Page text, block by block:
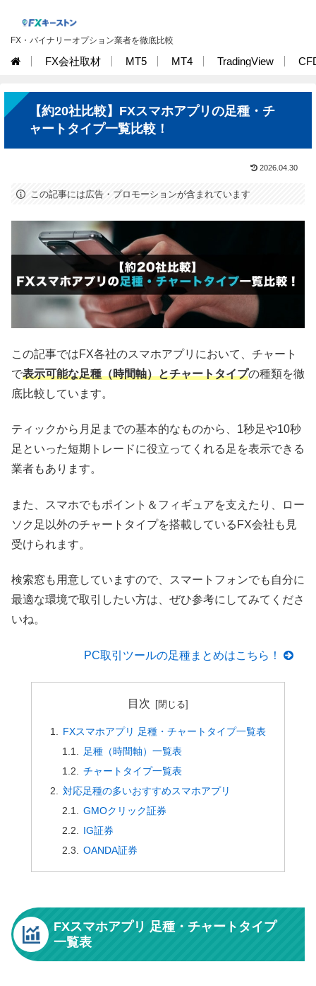
FX・バイナリーオプション業者を徹底比較
FX会社取材 MT5 MT4 TradingView
【約20社比較】FXスマホアプリの足種・チ
ャートタイプ一覧比較！
2026.04.30
この記事には広告・プロモーションが含まれています
この記事ではFX各社のスマホアプリにおいて、チャート
で表示可能な足種（時間軸）とチャートタイプの種類を徹
底比較しています。
ティックから月足までの基本的なものから、1秒足や10秒
足といった短期トレードに役立ってくれる足を表示できる
業者もあります。
また、スマホでもポイント＆フィギュアを支えたり、ロー
ソク足以外のチャートタイプを搭載しているFX会社も見
受けられます。
検索窓も用意していますので、スマートフォンでも自分に
最適な環境で取引したい方は、ぜひ参考にしてみてくださ
いね。
PC取引ツールの足種まとめはこちら！
目次
FXスマホアプリ 足種・チャートタイプ一覧表
足種（時間軸）一覧表
チャートタイプ一覧表
対応足種の多いおすすめスマホアプリ
GMOクリック証券
IG証券
OANDA証券
FXスマホアプリ 足種・チャートタイプ
一覧表